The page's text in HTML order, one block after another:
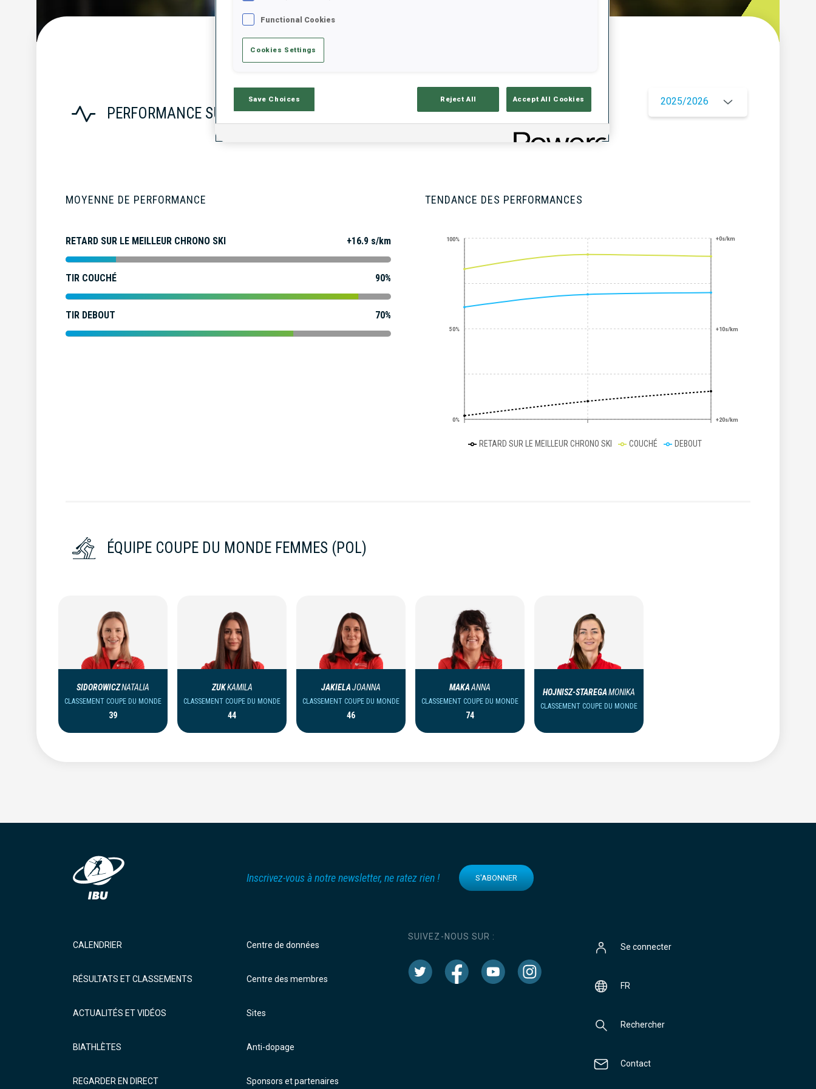
Stats
PERFORMANCE SUR LA SAISON
2025/2026
MOYENNE DE PERFORMANCE
RETARD SUR LE MEILLEUR CHRONO SKI +16.9 s/km
TIR COUCHÉ 90%
TIR DEBOUT 70%
TENDANCE DES PERFORMANCES
0%
50%
100% +0s/km
+10s/km
+20s/km
RETARD SUR LE MEILLEUR CHRONO SKI COUCHÉ DEBOUT
ÉQUIPE COUPE DU MONDE FEMMES (POL)
SIDOROWICZNATALIA
CLASSEMENT COUPE DU MONDE
39
ZUKKAMILA
CLASSEMENT COUPE DU MONDE
44
JAKIELAJOANNA
CLASSEMENT COUPE DU MONDE
46
MAKAANNA
CLASSEMENT COUPE DU MONDE
74
HOJNISZ-STAREGAMONIKA
CLASSEMENT COUPE DU MONDE
Inscrivez-vous à notre newsletter, ne ratez rien ! S'ABONNER
CALENDRIER
RÉSULTATS ET CLASSEMENTS
ACTUALITÉS ET VIDÉOS
BIATHLÈTES
REGARDER EN DIRECT
Centre de données
Centre des membres
Sites
Anti-dopage
Sponsors et partenaires
SUIVEZ-NOUS SUR :
Se connecter
FR
Rechercher
Contact
Functional Cookies
Cookies Settings
Save Choices Reject All Accept All Cookies